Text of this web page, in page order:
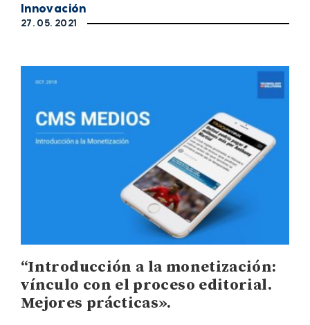
Innovación
27. 05. 2021
“Introducción a la monetización:
vínculo con el proceso editorial.
Mejores prácticas».